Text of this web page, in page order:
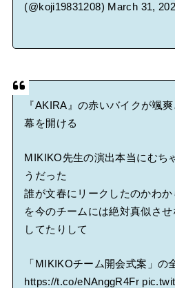
(@koji19831208) March 31,
『AKIRA』の赤いバイクが颯
幕を開ける
MIKIKO先生の演出本当にむち
うだった
誰が文春にリークしたのかわ
を今のチームには絶対真似さ
してたりして
「MIKIKOチーム開会式案」の
https://t.co/eNAnggR4Fr